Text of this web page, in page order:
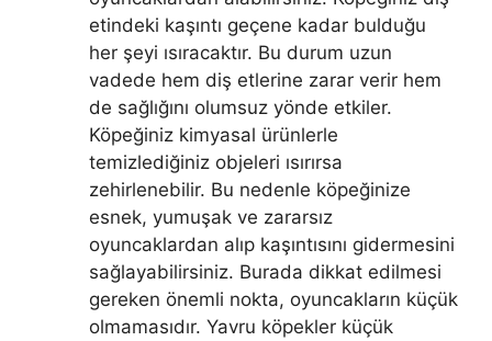
etindeki kaşıntı geçene kadar bulduğu
her şeyi ısıracaktır. Bu durum uzun
vadede hem diş etlerine zarar verir hem
de sağlığını olumsuz yönde etkiler.
Köpeğiniz kimyasal ürünlerle
temizlediğiniz objeleri ısırırsa
zehirlenebilir. Bu nedenle köpeğinize
esnek, yumuşak ve zararsız
oyuncaklardan alıp kaşıntısını gidermesini
sağlayabilirsiniz. Burada dikkat edilmesi
gereken önemli nokta, oyuncakların küçük
olmamasıdır. Yavru köpekler küçük